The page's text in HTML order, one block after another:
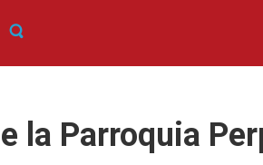
la Parroquia